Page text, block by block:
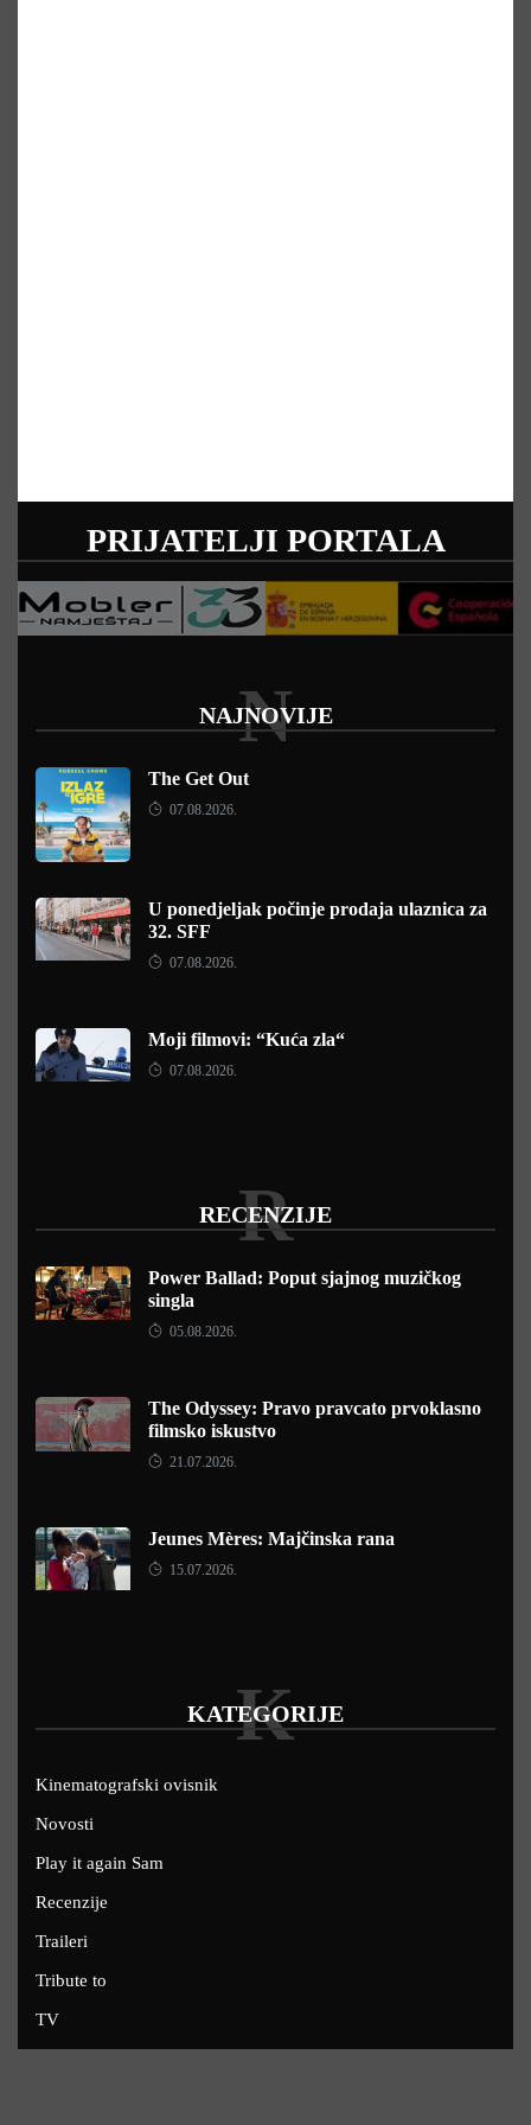
PRIJATELJI PORTALA
NAJNOVIJE
N
The Get Out
07.08.2026.
U ponedjeljak počinje prodaja ulaznica za
32. SFF
07.08.2026.
Moji filmovi: “Kuća zla“
07.08.2026.
RECENZIJE
R
Power Ballad: Poput sjajnog muzičkog
singla
05.08.2026.
The Odyssey: Pravo pravcato prvoklasno
filmsko iskustvo
21.07.2026.
Jeunes Mères: Majčinska rana
15.07.2026.
KATEGORIJE
K
Kinematografski ovisnik
Novosti
Play it again Sam
Recenzije
Traileri
Tribute to
TV